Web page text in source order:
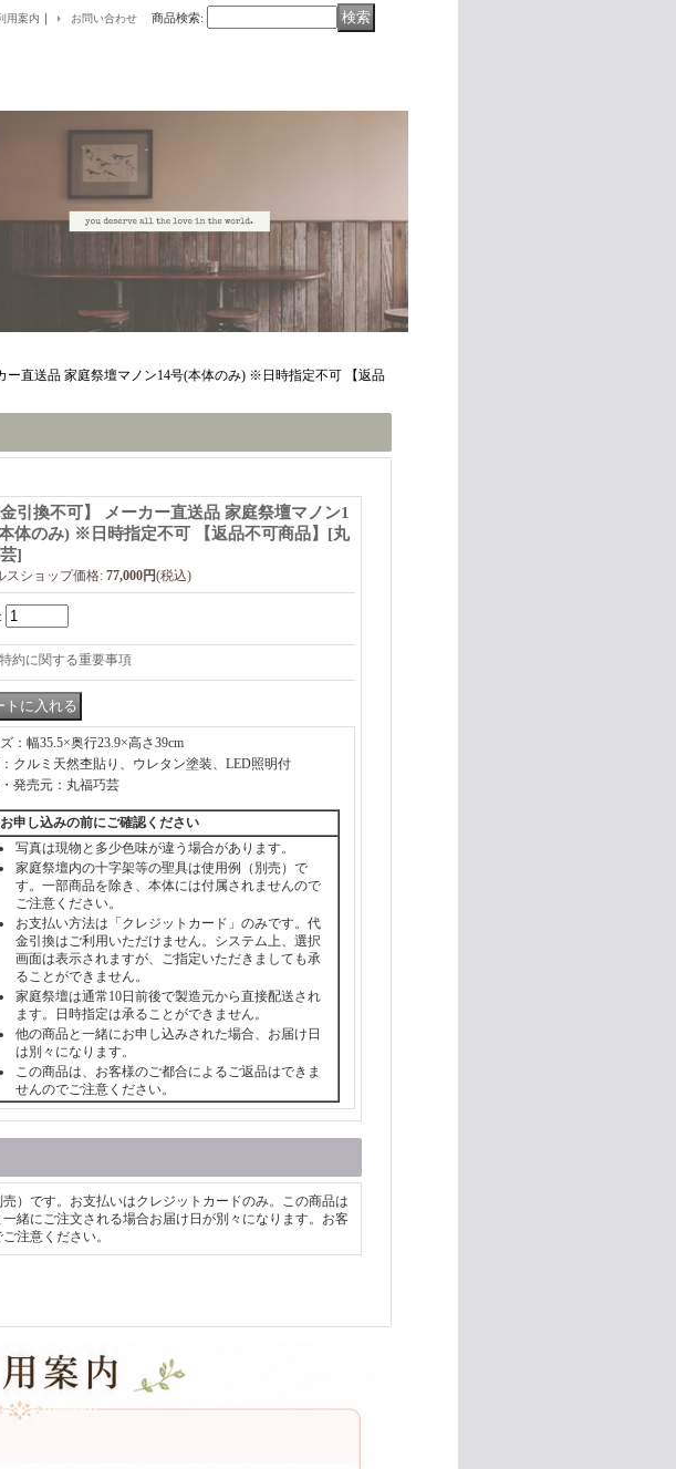
用案内 ｜ お問い合わせ 商品検索:
ー直送品 家庭祭壇マノン14号(本体のみ) ※日時指定不可 【返品
金引換不可】 メーカー直送品 家庭祭壇マノン1
体のみ) ※日時指定不可 【返品不可商品】 [丸
]
スショップ価格: 77,000円(税込)
:
約に関する重要事項
：幅35.5×奥行23.9×高さ39cm
クルミ天然杢貼り、ウレタン塗装、LED照明付
発売元：丸福巧芸
申し込みの前にご確認ください
写真は現物と多少色味が違う場合があります。
家庭祭壇内の十字架等の聖具は使用例（別売）で
す。一部商品を除き、本体には付属されませんので
ご注意ください。
お支払い方法は「クレジットカード」のみです。代
金引換はご利用いただけません。システム上、選択
画面は表示されますが、ご指定いただきましても承
ることができません。
家庭祭壇は通常10日前後で製造元から直接配送され
ます。日時指定は承ることができません。
他の商品と一緒にお申し込みされた場合、お届け日
は別々になります。
この商品は、お客様のご都合によるご返品はできま
せんのでご注意ください。
）です。お支払いはクレジットカードのみ。この商品は
緒にご注文される場合お届け日が別々になります。お客
注意ください。